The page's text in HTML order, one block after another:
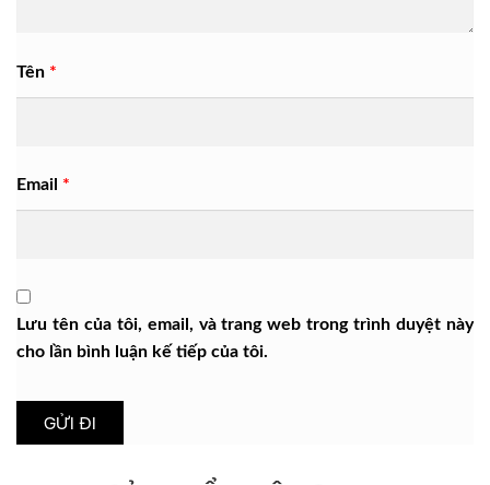
Tên *
Email *
Lưu tên của tôi, email, và trang web trong trình duyệt này
cho lần bình luận kế tiếp của tôi.